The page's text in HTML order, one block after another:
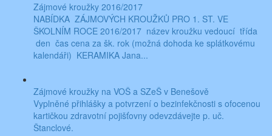
Zájmové kroužky 2016/2017
NABÍDKA ZÁJMOVÝCH KROUŽKŮ PRO 1. ST. VE
ŠKOLNÍM ROCE 2016/2017 název kroužku vedoucí třída
den čas cena za šk. rok (možná dohoda ke splátkovému
kalendáři) KERAMIKA Jana...
Zájmové kroužky na VOŠ a SZeŠ v Benešově
Vyplněné přihlášky a potvrzení o bezinfekčnosti s ofocenou
kartičkou zdravotní pojišťovny odevzdávejte p. uč.
Štanclové.